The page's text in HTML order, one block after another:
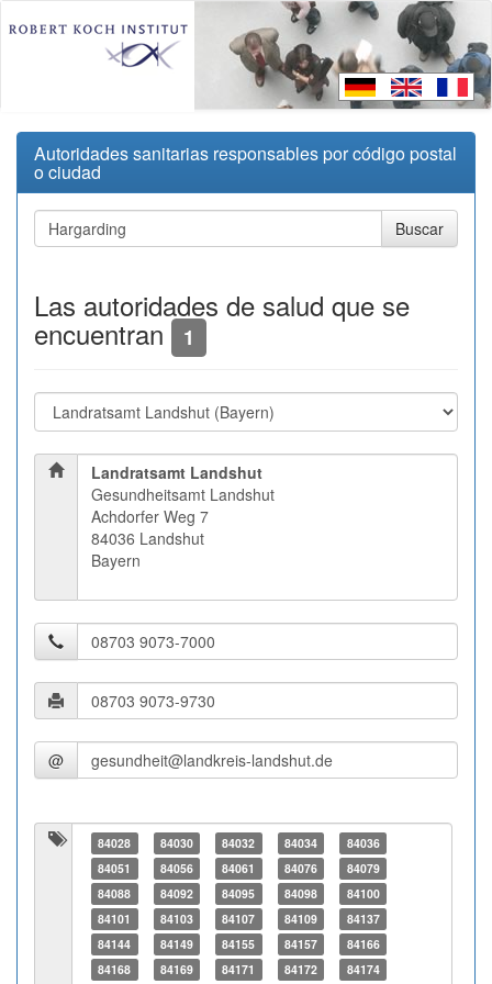
Autoridades sanitarias responsables por código postal
o ciudad
Las autoridades de salud que se
encuentran 1
Landratsamt Landshut
Gesundheitsamt Landshut
Achdorfer Weg 7
84036 Landshut
Bayern
@
84028 84030 84032 84034
84036
84051
84056 84061 84076
84079
84088
84092 84095 84098
84100
84101
84103 84107 84109
84137
84144
84149 84155 84157
84166
84168
84169 84171 84172 84174